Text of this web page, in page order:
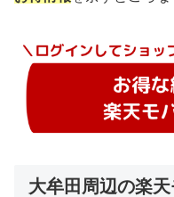
大牟田周辺の楽